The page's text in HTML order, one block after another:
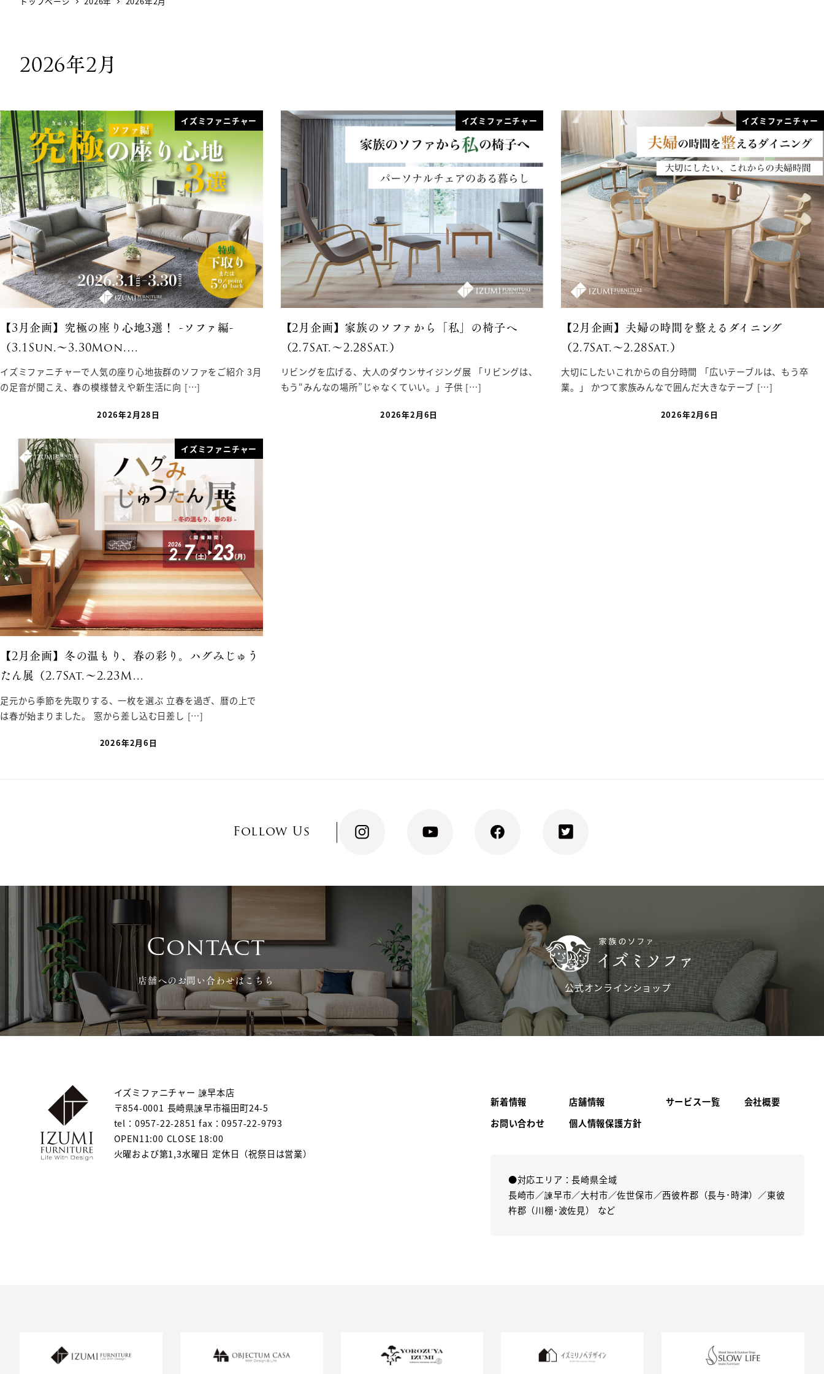
2026年2月
イズミファニチャー
【3月企画】究極の座り心地3選！ -ソファ編-
（3.1Sun.〜3.30Mon.…
イズミファニチャーで人気の座り心地抜群のソファをご紹介 3月
の足音が聞こえ、春の模様替えや新生活に向 […]
2026年2月28日
イズミファニチャー
【2月企画】家族のソファから「私」の椅子へ
（2.7Sat.〜2.28Sat.）
リビングを広げる、大人のダウンサイジング展 「リビングは、
もう“みんなの場所”じゃなくていい。」子供 […]
2026年2月6日
イズミファニチャー
【2月企画】夫婦の時間を整えるダイニング
（2.7Sat.〜2.28Sat.）
大切にしたいこれからの自分時間 「広いテーブルは、もう卒
業。」 かつて家族みんなで囲んだ大きなテーブ […]
2026年2月6日
イズミファニチャー
【2月企画】冬の温もり、春の彩り。ハグみじゅう
たん展（2.7Sat.〜2.23M…
足元から季節を先取りする、一枚を選ぶ 立春を過ぎ、暦の上で
は春が始まりました。 窓から差し込む日差し […]
2026年2月6日
Follow Us
Contact
店舗へのお問い合わせはこちら 公式オンラインショップ
イズミファニチャー 諫早本店
〒854-0001 長崎県諫早市福田町24-5
tel：0957-22-2851 fax：0957-22-9793
OPEN11:00 CLOSE 18:00
火曜および第1,3水曜日 定休日（祝祭日は営業）
新着情報 店舗情報 サービス一覧
会社概要
お問い合わせ
個人情報保護方針
●対応エリア：長崎県全域
長崎市／諫早市／大村市／佐世保市／西彼杵郡（長与･時津）／東彼
杵郡（川棚･波佐見） など